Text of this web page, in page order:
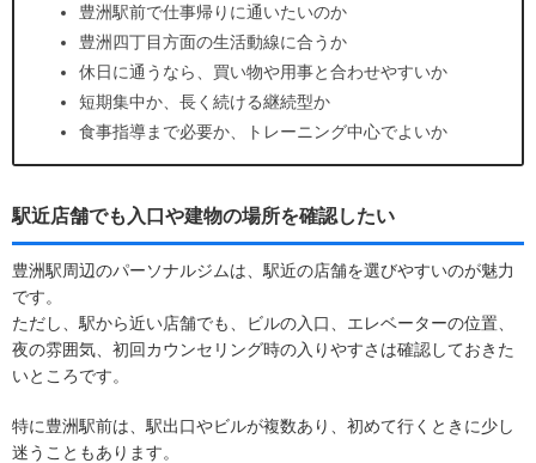
豊洲駅前で仕事帰りに通いたいのか
豊洲四丁目方面の生活動線に合うか
休日に通うなら、買い物や用事と合わせやすいか
短期集中か、長く続ける継続型か
食事指導まで必要か、トレーニング中心でよいか
駅近店舗でも入口や建物の場所を確認したい
豊洲駅周辺のパーソナルジムは、駅近の店舗を選びやすいのが魅力
です。
ただし、駅から近い店舗でも、ビルの入口、エレベーターの位置、
夜の雰囲気、初回カウンセリング時の入りやすさは確認しておきた
いところです。
特に豊洲駅前は、駅出口やビルが複数あり、初めて行くときに少し
迷うこともあります。